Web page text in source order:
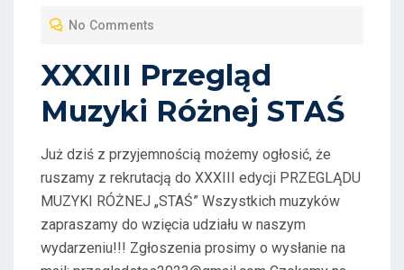
O
No Comments
XXXIII Przegląd
Muzyki Różnej STAŚ
Już dziś z przyjemnością możemy ogłosić, że
ruszamy z rekrutacją do XXXIII edycji PRZEGLĄDU
MUZYKI RÓŻNEJ „STAŚ” Wszystkich muzyków
zapraszamy do wzięcia udziału w naszym
wydarzeniu!!! Zgłoszenia prosimy o wysłanie na